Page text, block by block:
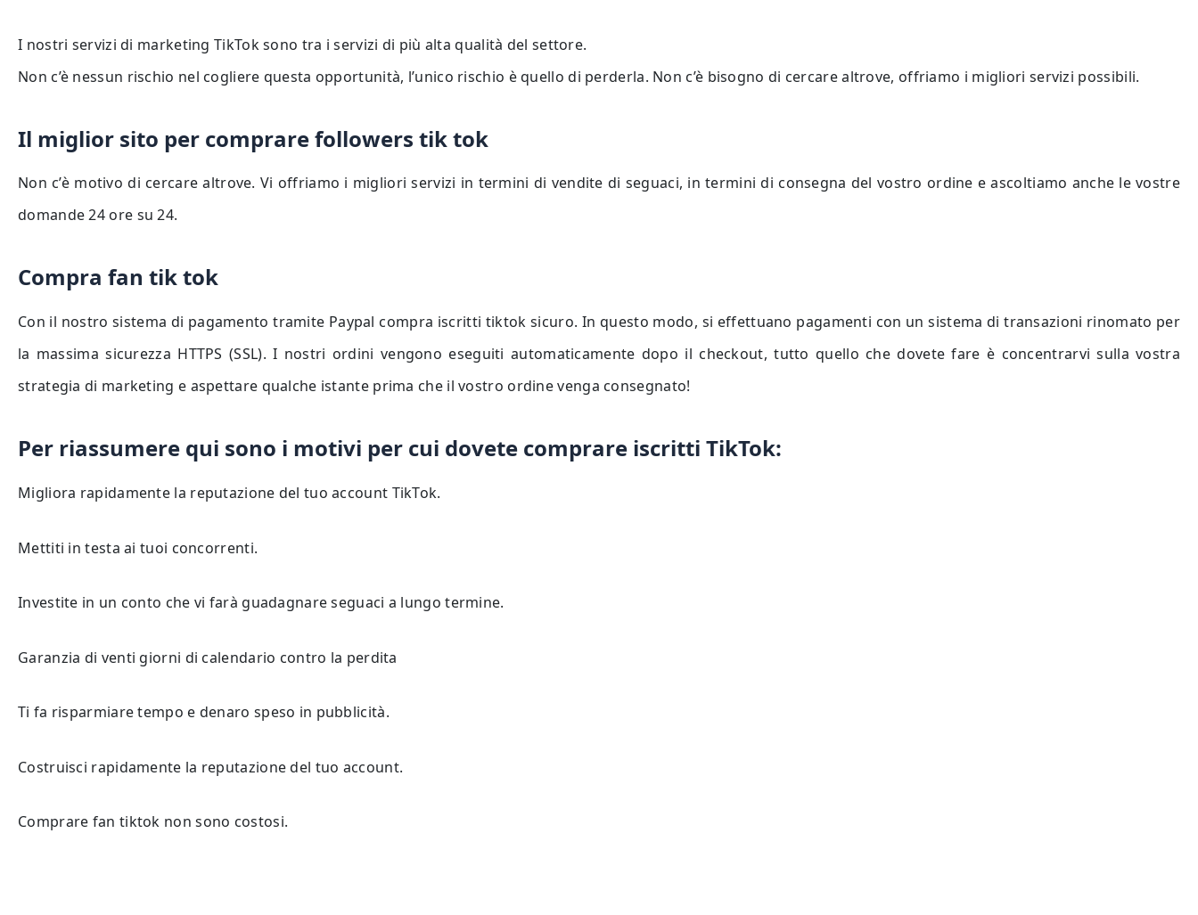
I nostri servizi di marketing TikTok sono tra i servizi di più alta qualità del settore.
Non c’è nessun rischio nel cogliere questa opportunità, l’unico rischio è quello di perderla. Non c’è bisogno di cercare altrove, offriamo i migliori servizi possibili.
Il miglior sito per comprare followers tik tok
Non c’è motivo di cercare altrove. Vi offriamo i migliori servizi in termini di vendite di seguaci, in termini di consegna del vostro ordine e ascoltiamo anche le vostre
domande 24 ore su 24.
Compra fan tik tok
Con il nostro sistema di pagamento tramite Paypal compra iscritti tiktok sicuro. In questo modo, si effettuano pagamenti con un sistema di transazioni rinomato per
la massima sicurezza HTTPS (SSL). I nostri ordini vengono eseguiti automaticamente dopo il checkout, tutto quello che dovete fare è concentrarvi sulla vostra
strategia di marketing e aspettare qualche istante prima che il vostro ordine venga consegnato!
Per riassumere qui sono i motivi per cui dovete comprare iscritti TikTok:
Migliora rapidamente la reputazione del tuo account TikTok.
Mettiti in testa ai tuoi concorrenti.
Investite in un conto che vi farà guadagnare seguaci a lungo termine.
Garanzia di venti giorni di calendario contro la perdita
Ti fa risparmiare tempo e denaro speso in pubblicità.
Costruisci rapidamente la reputazione del tuo account.
Comprare fan tiktok non sono costosi.